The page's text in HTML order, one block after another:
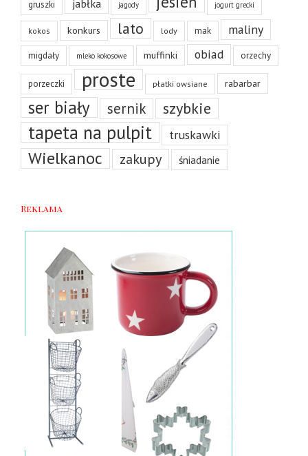
gruszki jabłka jagody jogurt grecki
kokos konkurs lato lody mak maliny
migdały mleko kokosowe muffinki obiad orzechy
porzeczki proste płatki owsiane rabarbar
ser biały sernik szybkie
tapeta na pulpit truskawki
Wielkanoc zakupy śniadanie
Reklama